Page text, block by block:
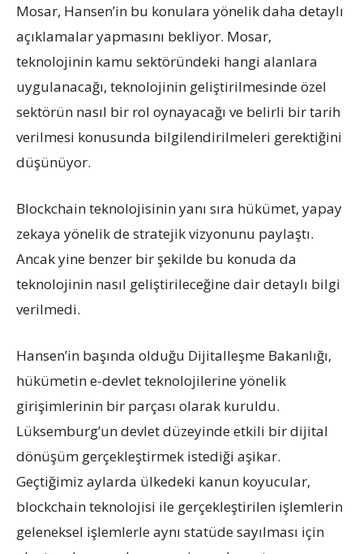
Mosar, Hansen’in bu konulara yönelik daha detaylı
açıklamalar yapmasını bekliyor. Mosar,
teknolojinin kamu sektöründeki hangi alanlara
uygulanacağı, teknolojinin geliştirilmesinde özel
sektörün nasıl bir rol oynayacağı ve belirli bir tarih
verilmesi konusunda bilgilendirilmeleri gerektiğini
düşünüyor.
Blockchain teknolojisinin yanı sıra hükümet, yapay
zekaya yönelik de stratejik vizyonunu paylaştı.
Ancak yine benzer bir şekilde bu konuda da
teknolojinin nasıl geliştirileceğine dair detaylı bilgi
verilmedi.
Hansen’in başında olduğu Dijitalleşme Bakanlığı,
hükümetin e-devlet teknolojilerine yönelik
girişimlerinin bir parçası olarak kuruldu.
Lüksemburg’un devlet düzeyinde etkili bir dijital
dönüşüm gerçekleştirmek istediği aşikar.
Geçtiğimiz aylarda ülkedeki kanun koyucular,
blockchain teknolojisi ile gerçekleştirilen işlemlerin
geleneksel işlemlerle aynı statüde sayılması için